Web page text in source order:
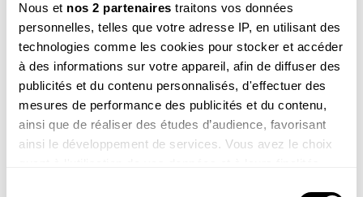
Nous et nos 2 partenaires traitons vos données
personnelles, telles que votre adresse IP, en utilisant des
technologies comme les cookies pour stocker et accéder
à des informations sur votre appareil, afin de diffuser des
publicités et du contenu personnalisés, d'effectuer des
mesures de performance des publicités et du contenu,
ainsi que de réaliser des études d’audience, favorisant
ainsi le développement de services. Vous avez le choix
La newsletter nature qui fait du bien !
Votre escapade nature hebdomadaire : reportages,
interviews, Minute Nature, …
Voir un exemple